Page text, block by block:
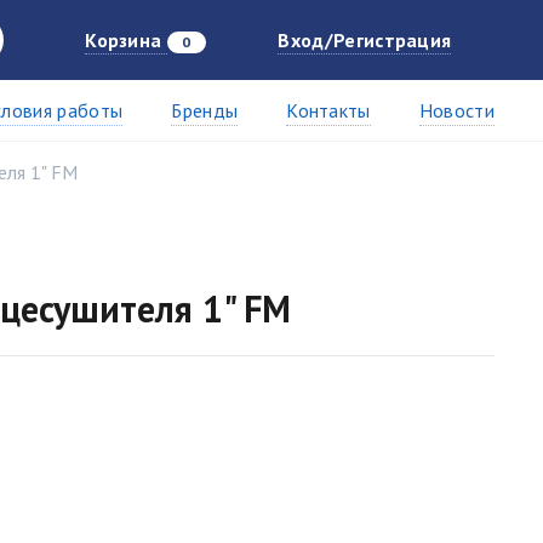
Корзина 0 Вход/Регистрация
работы Бренды Контакты Новости
1" FM
1" FM